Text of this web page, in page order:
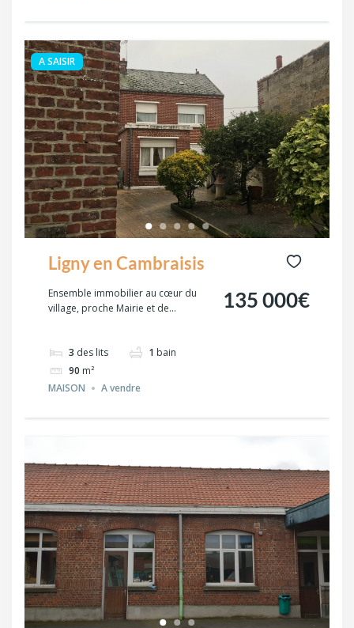
A SAISIR
Ligny en Cambraisis
Ensemble immobilier au cœur du
village, proche Mairie et de...
3 des lits 1 bain
90 m²
135 000€
MAISON A vendre